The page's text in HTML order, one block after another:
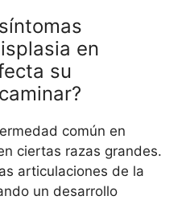
en
su
común en
ciertas razas grandes.
articulaciones de la
un desarrollo